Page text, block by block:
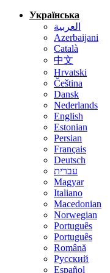
Українська
العربية
Azerbaijani
Català
中文
Hrvatski
Čeština
Dansk
Nederlands
English
Estonian
Persian
Français
Deutsch
עברית
Magyar
Italiano
Macedonian
Norwegian
Português
Português
Română
Русский
Español